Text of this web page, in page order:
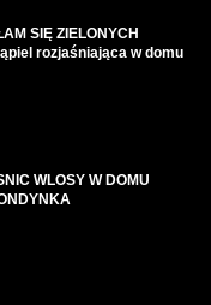
SIĘ ZIELONYCH
rozjaśniająca w domu
WLOSY W DOMU